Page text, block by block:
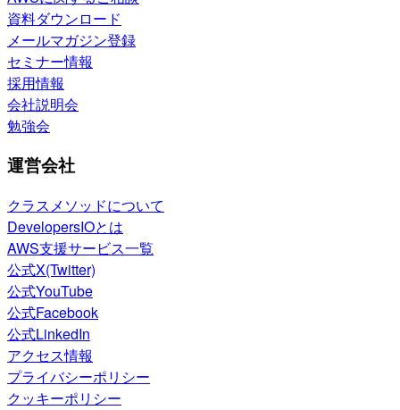
資料ダウンロード
メールマガジン登録
セミナー情報
採用情報
会社説明会
勉強会
運営会社
クラスメソッドについて
DevelopersIOとは
AWS支援サービス一覧
公式X(Twitter)
公式YouTube
公式Facebook
公式LinkedIn
アクセス情報
プライバシーポリシー
クッキーポリシー